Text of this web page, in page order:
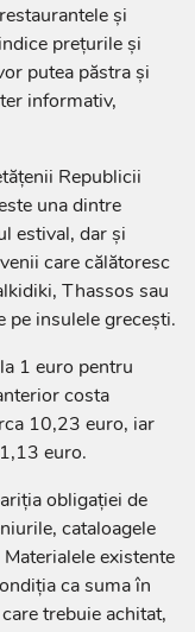
și
prețurile și
putea păstra și
informativ,
Republicii
una dintre
estival, dar și
care călătoresc
Thassos sau
pe insulele grecești.
1 euro pentru
costa
10,23 euro, iar
euro.
obligației de
cataloagele
existente
ca suma în
trebuie achitat,